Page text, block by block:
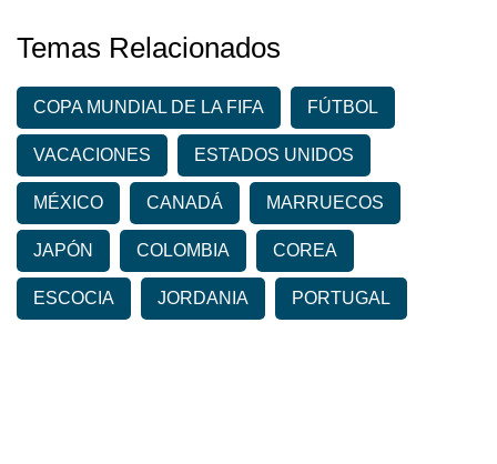
Temas Relacionados
COPA MUNDIAL DE LA FIFA FÚTBOL
VACACIONES ESTADOS UNIDOS
MÉXICO CANADÁ MARRUECOS
JAPÓN COLOMBIA COREA
ESCOCIA JORDANIA PORTUGAL